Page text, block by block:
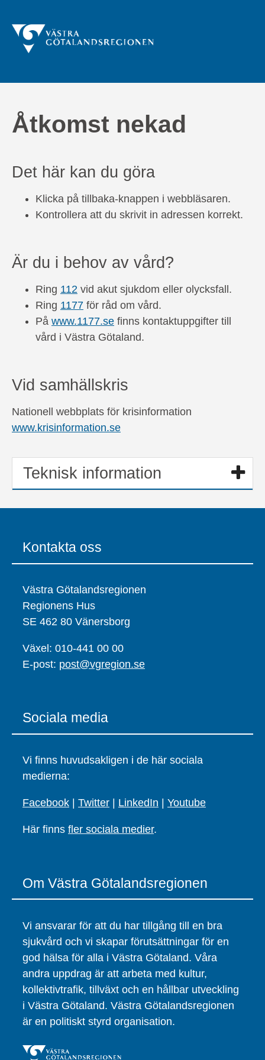
Åtkomst nekad
Det här kan du göra
Klicka på tillbaka-knappen i webbläsaren.
Kontrollera att du skrivit in adressen korrekt.
Är du i behov av vård?
Ring 112 vid akut sjukdom eller olycksfall.
Ring 1177 för råd om vård.
På www.1177.se finns kontaktuppgifter till
vård i Västra Götaland.
Vid samhällskris
Nationell webbplats för krisinformation
www.krisinformation.se
Teknisk information
Kontakta oss
Västra Götalandsregionen
Regionens Hus
SE 462 80 Vänersborg
Växel: 010-441 00 00
E-post: post@vgregion.se
Sociala media
Vi finns huvudsakligen i de här sociala
medierna:
Facebook Twitter LinkedIn Youtube
Här finns fler sociala medier.
Om Västra Götalandsregionen
Vi ansvarar för att du har tillgång till en bra
sjukvård och vi skapar förutsättningar för en
god hälsa för alla i Västra Götaland. Våra
andra uppdrag är att arbeta med kultur,
kollektivtrafik, tillväxt och en hållbar utveckling
i Västra Götaland. Västra Götalandsregionen
är en politiskt styrd organisation.